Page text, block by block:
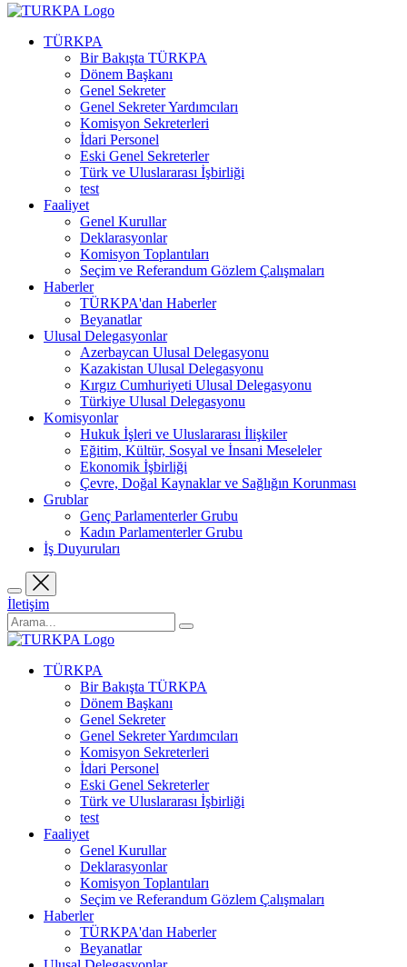
TÜRKPA
Bir Bakışta TÜRKPA
Dönem Başkanı
Genel Sekreter
Genel Sekreter Yardımcıları
Komisyon Sekreterleri
İdari Personel
Eski Genel Sekreterler
Türk ve Uluslararası İşbirliği
test
Faaliyet
Genel Kurullar
Deklarasyonlar
Komisyon Toplantıları
Seçim ve Referandum Gözlem Çalışmaları
Haberler
TÜRKPA'dan Haberler
Beyanatlar
Ulusal Delegasyonlar
Azerbaycan Ulusal Delegasyonu
Kazakistan Ulusal Delegasyonu
Kırgız Cumhuriyeti Ulusal Delegasyonu
Türkiye Ulusal Delegasyonu
Komisyonlar
Hukuk İşleri ve Uluslararası İlişkiler
Eğitim, Kültür, Sosyal ve İnsani Meseleler
Ekonomik İşbirliği
Çevre, Doğal Kaynaklar ve Sağlığın Korunması
Grublar
Genç Parlamenterler Grubu
Kadın Parlamenterler Grubu
İş Duyuruları
İletişim
TÜRKPA
Bir Bakışta TÜRKPA
Dönem Başkanı
Genel Sekreter
Genel Sekreter Yardımcıları
Komisyon Sekreterleri
İdari Personel
Eski Genel Sekreterler
Türk ve Uluslararası İşbirliği
test
Faaliyet
Genel Kurullar
Deklarasyonlar
Komisyon Toplantıları
Seçim ve Referandum Gözlem Çalışmaları
Haberler
TÜRKPA'dan Haberler
Beyanatlar